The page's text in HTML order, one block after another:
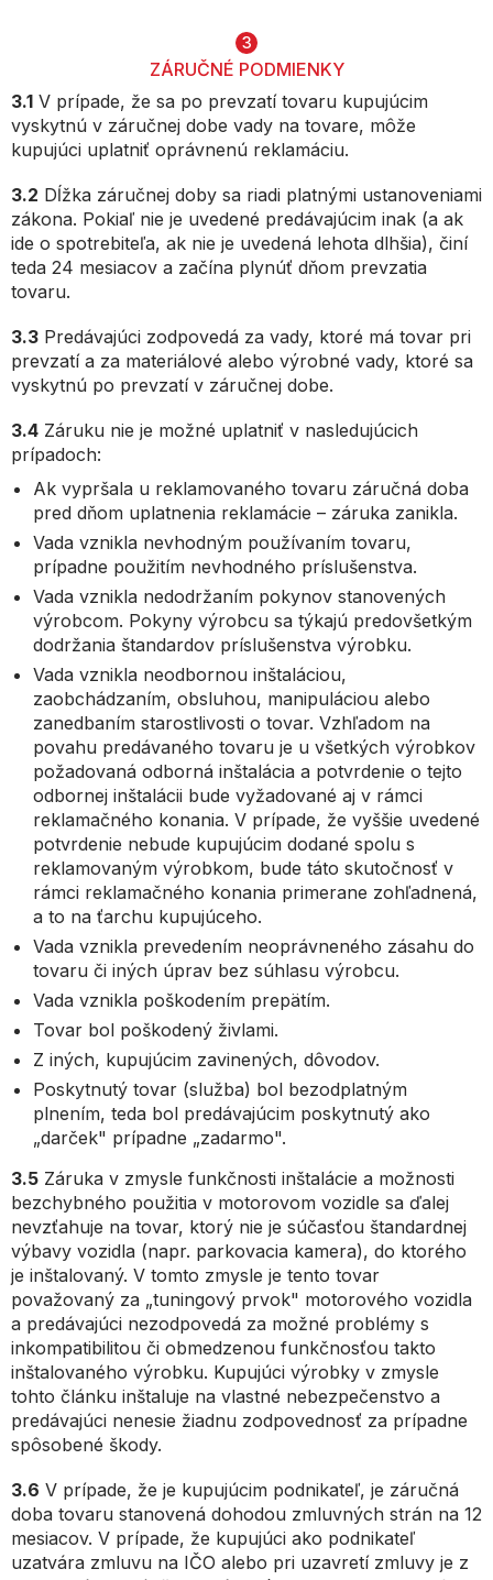
3
ZÁRUČNÉ PODMIENKY
3.1 V prípade, že sa po prevzatí tovaru kupujúcim
vyskytnú v záručnej dobe vady na tovare, môže
kupujúci uplatniť oprávnenú reklamáciu.
3.2 Dĺžka záručnej doby sa riadi platnými ustanoveniami
zákona. Pokiaľ nie je uvedené predávajúcim inak (a ak
ide o spotrebiteľa, ak nie je uvedená lehota dlhšia), činí
teda 24 mesiacov a začína plynúť dňom prevzatia
tovaru.
3.3 Predávajúci zodpovedá za vady, ktoré má tovar pri
prevzatí a za materiálové alebo výrobné vady, ktoré sa
vyskytnú po prevzatí v záručnej dobe.
3.4 Záruku nie je možné uplatniť v nasledujúcich
prípadoch:
Ak vypršala u reklamovaného tovaru záručná doba
pred dňom uplatnenia reklamácie – záruka zanikla.
Vada vznikla nevhodným používaním tovaru,
prípadne použitím nevhodného príslušenstva.
Vada vznikla nedodržaním pokynov stanovených
výrobcom. Pokyny výrobcu sa týkajú predovšetkým
dodržania štandardov príslušenstva výrobku.
Vada vznikla neodbornou inštaláciou,
zaobchádzaním, obsluhou, manipuláciou alebo
zanedbaním starostlivosti o tovar. Vzhľadom na
povahu predávaného tovaru je u všetkých výrobkov
požadovaná odborná inštalácia a potvrdenie o tejto
odbornej inštalácii bude vyžadované aj v rámci
reklamačného konania. V prípade, že vyššie uvedené
potvrdenie nebude kupujúcim dodané spolu s
reklamovaným výrobkom, bude táto skutočnosť v
rámci reklamačného konania primerane zohľadnená,
a to na ťarchu kupujúceho.
Vada vznikla prevedením neoprávneného zásahu do
tovaru či iných úprav bez súhlasu výrobcu.
Vada vznikla poškodením prepätím.
Tovar bol poškodený živlami.
Z iných, kupujúcim zavinených, dôvodov.
Poskytnutý tovar (služba) bol bezodplatným
plnením, teda bol predávajúcim poskytnutý ako
„darček" prípadne „zadarmo".
3.5 Záruka v zmysle funkčnosti inštalácie a možnosti
bezchybného použitia v motorovom vozidle sa ďalej
nevzťahuje na tovar, ktorý nie je súčasťou štandardnej
výbavy vozidla (napr. parkovacia kamera), do ktorého
je inštalovaný. V tomto zmysle je tento tovar
považovaný za „tuningový prvok" motorového vozidla
a predávajúci nezodpovedá za možné problémy s
inkompatibilitou či obmedzenou funkčnosťou takto
inštalovaného výrobku. Kupujúci výrobky v zmysle
tohto článku inštaluje na vlastné nebezpečenstvo a
predávajúci nenesie žiadnu zodpovednosť za prípadne
spôsobené škody.
3.6 V prípade, že je kupujúcim podnikateľ, je záručná
doba tovaru stanovená dohodou zmluvných strán na 12
mesiacov. V prípade, že kupujúci ako podnikateľ
uzatvára zmluvu na IČO alebo pri uzavretí zmluvy je z